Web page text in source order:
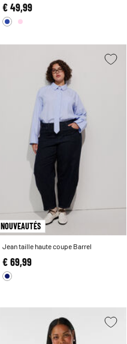
€ 49,99
NOUVEAUTÉS
Jean taille haute coupe Barrel
€ 69,99